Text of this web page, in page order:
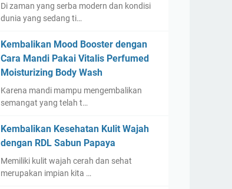
Di zaman yang serba modern dan kondisi
dunia yang sedang ti…
Kembalikan Mood Booster dengan
Cara Mandi Pakai Vitalis Perfumed
Moisturizing Body Wash
Karena mandi mampu mengembalikan
semangat yang telah t…
Kembalikan Kesehatan Kulit Wajah
dengan RDL Sabun Papaya
Memiliki kulit wajah cerah dan sehat
merupakan impian kita …